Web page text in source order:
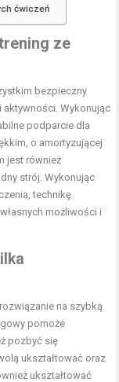
ćwiczeń
ze
bezpieczny
aktywności. Wykonując
podparcie dla
o amortyzującej
jest również
strój. Wykonując
technikę
możliwości i
na szybką
pomoże
pozbyć się
ukształtować oraz
ukształtować